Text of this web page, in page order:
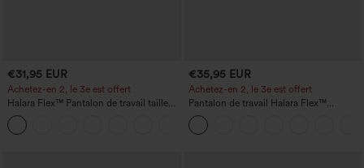
€31,95 EUR
Achetez-en 2, le 3e est offert
Halara Flex™ Pantalon de travail taille
haute avec poche latérale arrière et
légère coupe évasée
€35,95 EUR
Achetez-en 2, le 3e est offert
Pantalon de travail Halara Flex™
DayStretch à taille haute, avec poches et
coupe droite